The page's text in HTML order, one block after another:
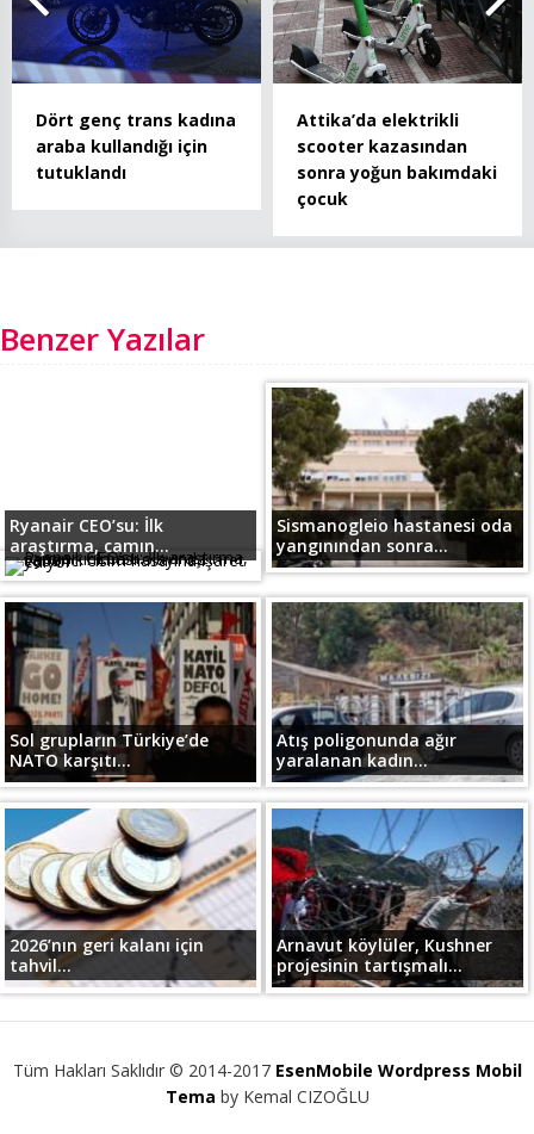
Dört genç trans kadına
araba kullandığı için
tutuklandı
Attika’da elektrikli
scooter kazasından
sonra yoğun bakımdaki
çocuk
Benzer Yazılar
Ryanair CEO’su: İlk
araştırma, camın...
Sismanogleio hastanesi oda
yangınından sonra...
Sol grupların Türkiye’de
NATO karşıtı...
Atış poligonunda ağır
yaralanan kadın...
2026’nın geri kalanı için
tahvil...
Arnavut köylüler, Kushner
projesinin tartışmalı...
Tüm Hakları Saklıdır © 2014-2017 EsenMobile Wordpress Mobil
Tema by Kemal CIZOĞLU